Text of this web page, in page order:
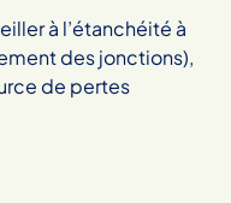
à l’étanchéité à
des jonctions),
de pertes